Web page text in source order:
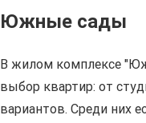
Южные сады
В жилом комплексе
выбор квартир: от
вариантов. Среди них